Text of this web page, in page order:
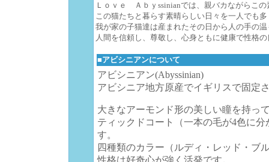
Ｌｏｖｅ Ａｂｙssinianでは、親バカながらこ
この猫たちと暮らす素晴らしい日々を一人でも
我が家の子猫達は産まれたその日から人の手の
人間を信頼し、尊敬し、心身ともに健康で性格
■アビシニアンについて
アビシニアン(Abyssinian)
アビシニア地方原産でイギリスで固定
大きなアーモンド形の美しい瞳を持っ
ティックドコート（一本の毛が4色に
す。
四種類のカラー（ルディ・レッド・ブ
性格は好奇心が強く活発です。